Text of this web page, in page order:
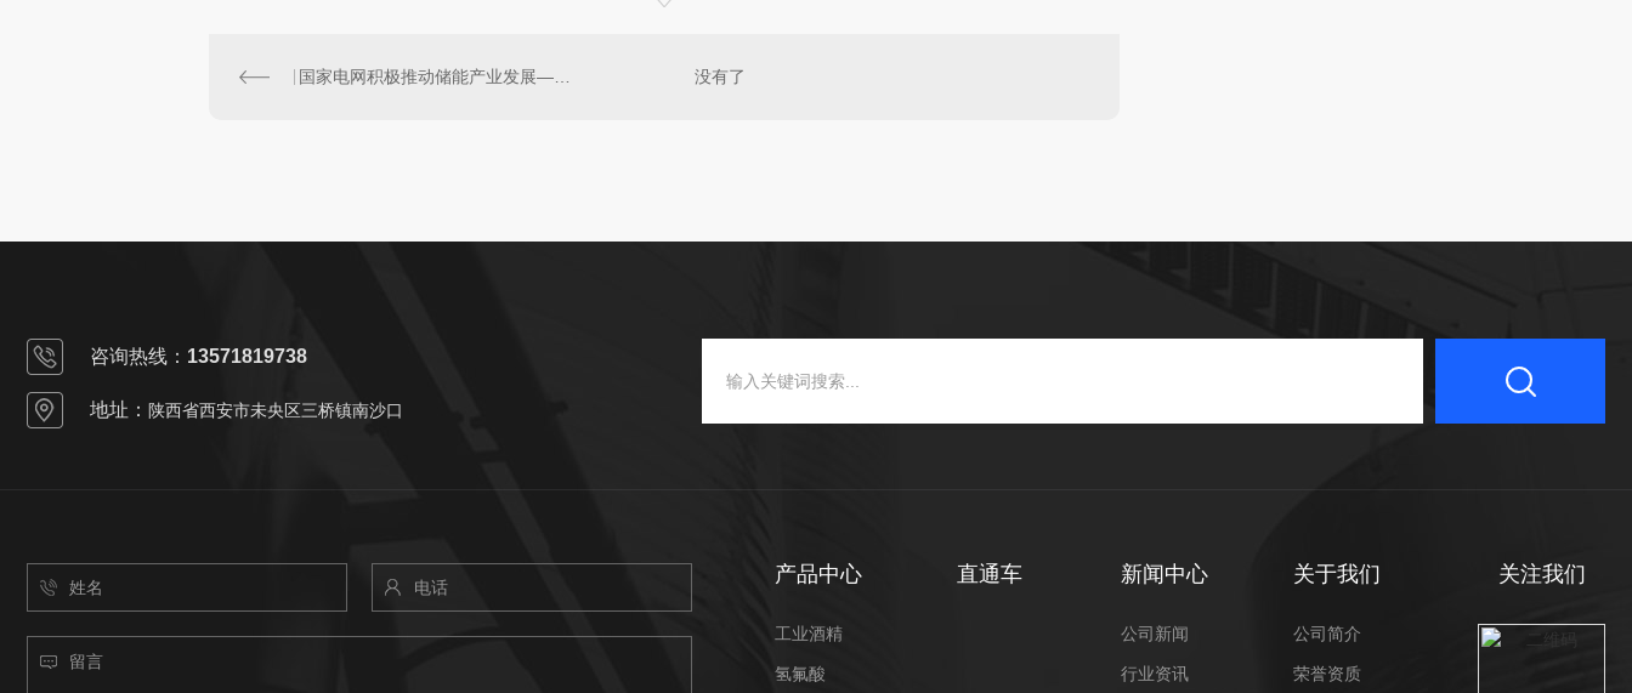
国家电网积极推动储能产业发展——“超级充电宝”助建新型能源体系 没有了
咨询热线： 13571819738
地址： 陕西省西安市未央区三桥镇南沙口
产品中心
工业酒精
氢氟酸
直通车 新闻中心
公司新闻
行业资讯
关于我们
公司简介
荣誉资质
关注我们